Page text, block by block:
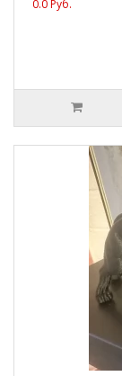
0.0 Руб.